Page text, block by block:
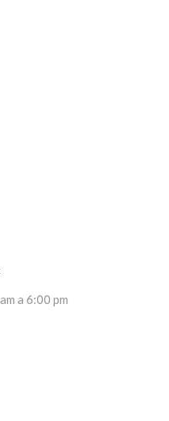
a 6:00 pm